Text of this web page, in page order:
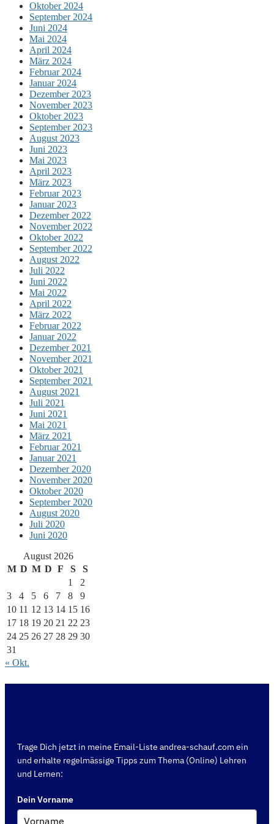
Oktober 2024
September 2024
Juni 2024
Mai 2024
April 2024
März 2024
Februar 2024
Januar 2024
Dezember 2023
November 2023
Oktober 2023
September 2023
August 2023
Juni 2023
Mai 2023
April 2023
März 2023
Februar 2023
Januar 2023
Dezember 2022
November 2022
Oktober 2022
September 2022
August 2022
Juli 2022
Juni 2022
Mai 2022
April 2022
März 2022
Februar 2022
Januar 2022
Dezember 2021
November 2021
Oktober 2021
September 2021
August 2021
Juli 2021
Juni 2021
Mai 2021
März 2021
Februar 2021
Januar 2021
Dezember 2020
November 2020
Oktober 2020
September 2020
August 2020
Juli 2020
Juni 2020
August 2026
M D M D F S
S
1
2
3
4 5 6 7 8
9
10 11 12 13 14 15 16
17 18 19 20 21 22 23
24 25 26 27 28 29 30
31
« Okt.
Trage Dich jetzt in meine Email-Liste andrea-schauf.com ein
und erhalte regelmässige Tipps zum Thema (Online) Lehren
und Lernen:
Dein Vorname